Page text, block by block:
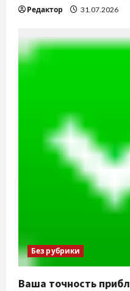
Редактор 31.07.2026
Без рубрики
Ваша точность